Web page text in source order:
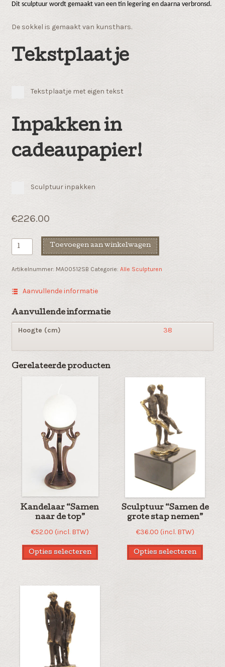
Dit sculptuur wordt gemaakt van een tin legering en daarna verbronsd.
De sokkel is gemaakt van kunsthars.
Tekstplaatje
Tekstplaatje met eigen tekst
Inpakken in
cadeaupapier!
Sculptuur inpakken
€226.00
Kunsthars
sculptuur
"On
road"
Toevoegen aan winkelwagen
Artikelnummer: MA00512SB Categorie: Alle Sculpturen
Aanvullende informatie
Aanvullende informatie
Hoogte (cm) 38
Gerelateerde producten
Kandelaar “Samen
naar de top”
€52.00 (incl. BTW)
Opties selecteren
Sculptuur “Samen de
grote stap nemen”
€36.00 (incl. BTW)
Opties selecteren